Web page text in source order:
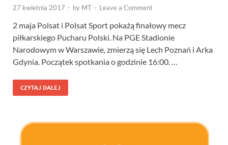
27 kwietnia 2017 - by MT - Leave a Comment
2 maja Polsat i Polsat Sport pokażą finałowy mecz
piłkarskiego Pucharu Polski. Na PGE Stadionie
Narodowym w Warszawie, zmierzą się Lech Poznań i Arka
Gdynia. Początek spotkania o godzinie 16:00. …
CZYTAJ DALEJ